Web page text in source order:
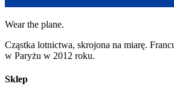
Wear the plane.
Cząstka lotnictwa, skrojona na miarę.
w Paryżu w 2012 roku.
Sklep